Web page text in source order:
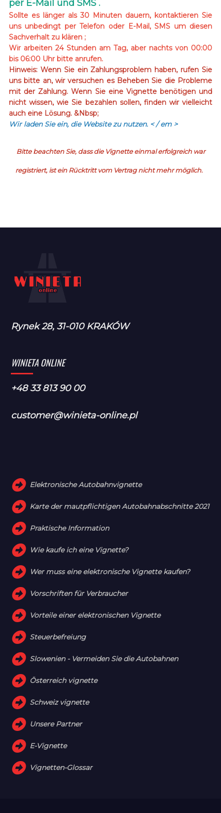
per E-Mail und SMS .
Sollte es länger als 30 Minuten dauern, kontaktieren Sie
uns unbedingt per Telefon oder E-Mail, SMS um diesen
Sachverhalt zu klären ;
Wir arbeiten 24 Stunden am Tag, aber nachts von 00:00
bis 06:00 Uhr bitte anrufen.
Hinweis: Wenn Sie ein Zahlungsproblem haben, rufen Sie
uns bitte an, wir versuchen es Beheben Sie die Probleme
mit der Zahlung. Wenn Sie eine Vignette benötigen und
nicht wissen, wie Sie bezahlen sollen, finden wir vielleicht
auch eine Lösung. &Nbsp;
Wir laden Sie ein, die Website zu nutzen. < / em >
Bitte beachten Sie, dass die Vignette einmal erfolgreich war
registriert, ist ein Rücktritt vom Vertrag nicht mehr möglich.
Rynek 28, 31-010 KRAKÓW
WINIETA ONLINE
+48 33 813 90 00
customer@winieta-online.pl
Elektronische Autobahnvignette
Karte der mautpflichtigen Autobahnabschnitte 2021
Praktische Information
Wie kaufe ich eine Vignette?
Wer muss eine elektronische Vignette kaufen?
Vorschriften für Verbraucher
Vorteile einer elektronischen Vignette
Steuerbefreiung
Slowenien - Vermeiden Sie die Autobahnen
Österreich vignette
Schweiz vignette
Unsere Partner
E-Vignette
Vignetten-Glossar